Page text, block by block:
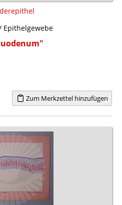
Epithelgewebe
Zum Merkzettel hinzufügen